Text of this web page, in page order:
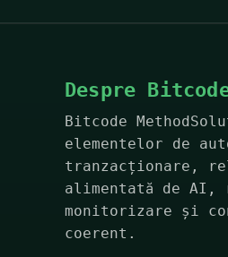
Despre
Bitcode
elementelor de
tranzacționare,
alimentată de AI,
monitorizare și
coerent.